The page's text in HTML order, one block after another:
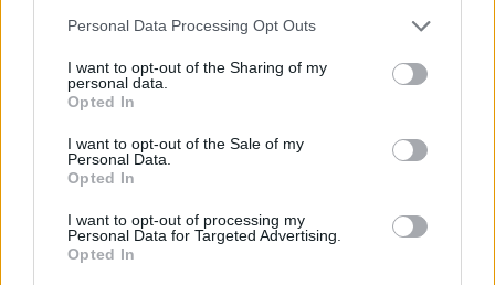
Please note that this website/app uses one or more Google
not limited to your visit or usage behaviour. You may click to
grant or deny consent to Google and its third-party tags to
use your data for below specified purposes in below Google
consent section.
Personal Data Processing Opt Outs
I want to opt-out of the Sharing of my
personal data.
Opted In
I want to opt-out of the Sale of my
Personal Data.
Opted In
I want to opt-out of processing my
Personal Data for Targeted Advertising.
Opted In
követel meg. Az AI-asszisztált, magasan
strukturált adatsémák (Schema markup)
bevezetése révén a Google találati listájának
értékű vállalati könyvvizsgálói keresésekre.
ameamed.com
maximális tisztánlátáson alapul. Az AI
Marketing Ügynökség optimalizálta a klinika